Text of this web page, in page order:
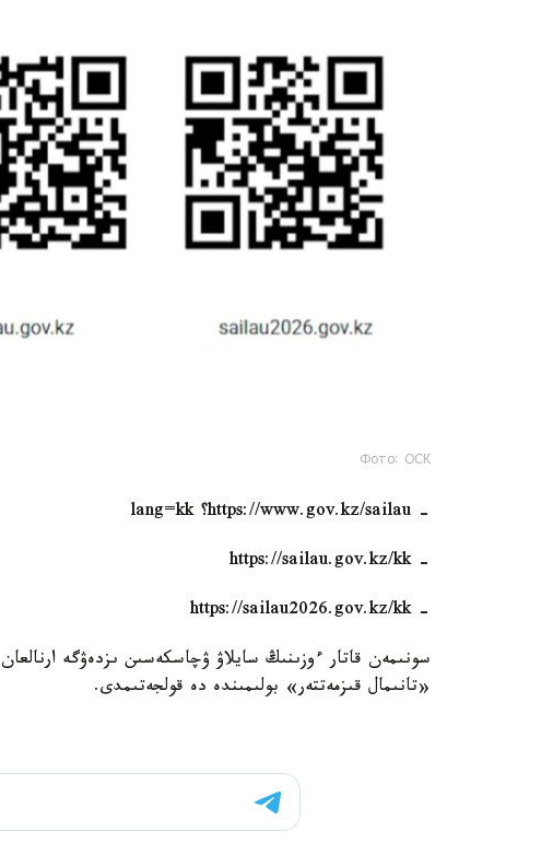
Фото: ОСК
- https://www.gov.kz/sailau؟ lang=kk
- https://sailau.gov.kz/kk
- https://sailau2026.gov.kz/kk
«تانىمال قىزمەتتەر» بولىمىندە دە قولجەتىمدى.